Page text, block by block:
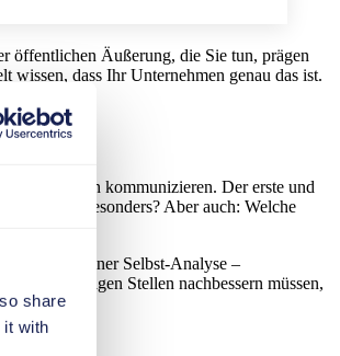
share
it with
öffentlichen Äußerung, die Sie tun, prägen
dass Ihr Unternehmen genau das ist.
nach außen kommunizieren. Der erste und
uns besonders? Aber auch: Welche
an einer Selbst-Analyse –
Sie an einigen Stellen nachbessern müssen,